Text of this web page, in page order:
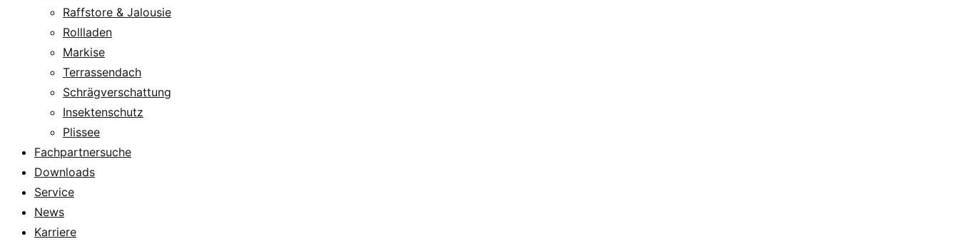
Raffstore & Jalousie
Rollladen
Markise
Terrassendach
Schrägverschattung
Insektenschutz
Plissee
Fachpartnersuche
Downloads
Service
News
Karriere